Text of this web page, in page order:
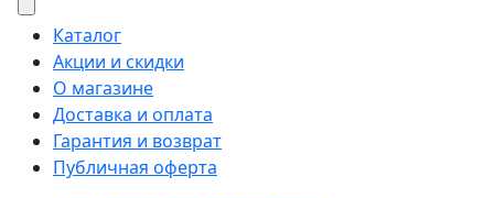
Каталог
Акции и скидки
О магазине
Доставка и оплата
Гарантия и возврат
Публичная оферта